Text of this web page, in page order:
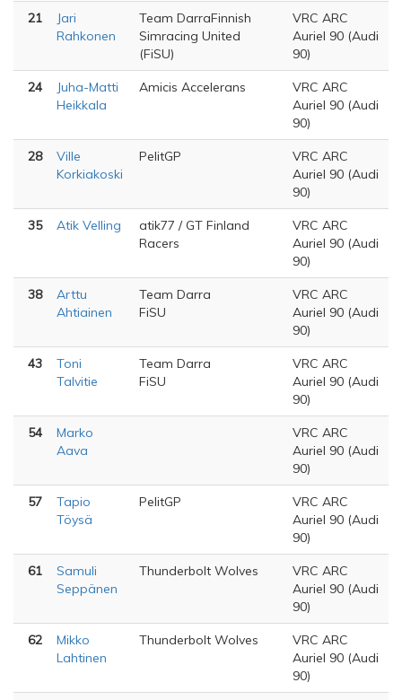
21
Jari
Rahkonen
Team DarraFinnish
Simracing United
(FiSU)
VRC ARC
Auriel 90 (Audi
90)
24
Juha-Matti
Heikkala
Amicis Accelerans
VRC ARC
Auriel 90 (Audi
90)
28
Ville
Korkiakoski
PelitGP
VRC ARC
Auriel 90 (Audi
90)
35 Atik Velling
atik77 / GT Finland
Racers
VRC ARC
Auriel 90 (Audi
90)
38
Arttu
Ahtiainen
Team Darra
FiSU
VRC ARC
Auriel 90 (Audi
90)
43
Toni
Talvitie
Team Darra
FiSU
VRC ARC
Auriel 90 (Audi
90)
54
Marko
Aava
VRC ARC
Auriel 90 (Audi
90)
57
Tapio
Töysä
PelitGP
VRC ARC
Auriel 90 (Audi
90)
61
Samuli
Seppänen
Thunderbolt Wolves
VRC ARC
Auriel 90 (Audi
90)
62
Mikko
Lahtinen
Thunderbolt Wolves
VRC ARC
Auriel 90 (Audi
90)